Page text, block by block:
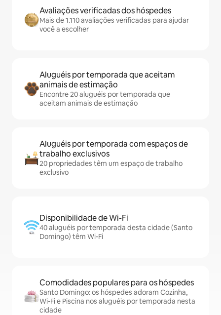
Avaliações verificadas dos hóspedes
Mais de 1.110 avaliações verificadas para ajudar
você a escolher
Aluguéis por temporada que aceitam
animais de estimação
Encontre 20 aluguéis por temporada que
aceitam animais de estimação
Aluguéis por temporada com espaços de
trabalho exclusivos
20 propriedades têm um espaço de trabalho
exclusivo
Disponibilidade de Wi-Fi
40 aluguéis por temporada desta cidade (Santo
Domingo) têm Wi-Fi
Comodidades populares para os hóspedes
Santo Domingo: os hóspedes adoram Cozinha,
Wi-Fi e Piscina nos aluguéis por temporada nesta
cidade